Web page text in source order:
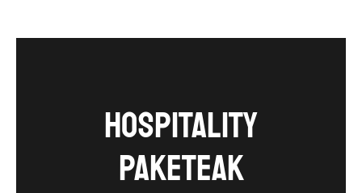
Hospitality
paketeak